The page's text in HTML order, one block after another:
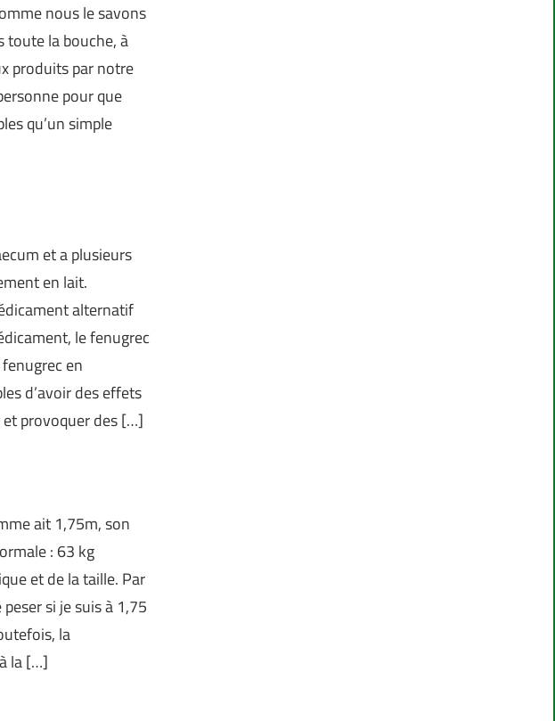
nous le savons
toute la bouche, à
produits par notre
pour que
qu’un simple
et a plusieurs
en lait.
alternatif
le fenugrec
en
d’avoir des effets
et provoquer des […]
ait 1,75m, son
: 63 kg
et de la taille. Par
si je suis à 1,75
la
la […]